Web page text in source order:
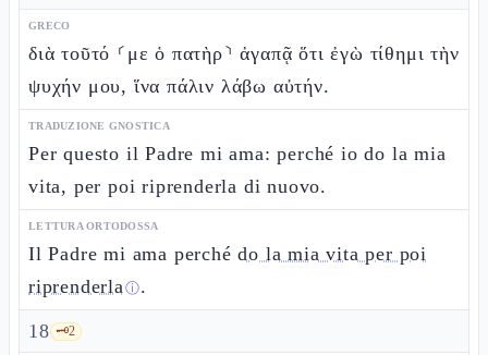
GRECO
διὰ τοῦτό ⸂με ὁ πατὴρ⸃ ἀγαπᾷ ὅτι ἐγὼ τίθημι τὴν
ψυχήν μου, ἵνα πάλιν λάβω αὐτήν.
TRADUZIONE GNOSTICA
Per questo il Padre mi ama: perché io do la mia
vita, per poi riprenderla di nuovo.
LETTURA ORTODOSSA
Il Padre mi ama perchédo la mia vita per poi
riprenderlaⓘ.
18 🗝️2